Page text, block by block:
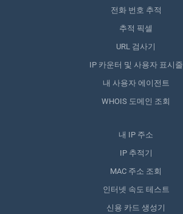
전화 번호 추적
추적 픽셀
URL 검사기
IP 카운터 및 사용자 표시줄
내 사용자 에이전트
WHOIS 도메인 조회
내 IP 주소
IP 추적기
MAC 주소 조회
인터넷 속도 테스트
신용 카드 생성기